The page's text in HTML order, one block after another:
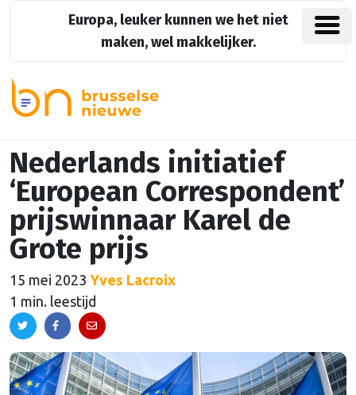
Europa, leuker kunnen we het niet
maken, wel makkelijker.
Nederlands initiatief
‘European Correspondent’
prijswinnaar Karel de
Grote prijs
15 mei 2023 Yves Lacroix
1 min. leestijd